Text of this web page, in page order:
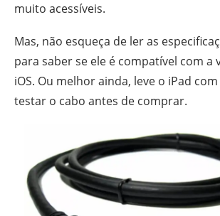
muito acessíveis.
Mas, não esqueça de ler as
para saber se ele é compatível com a
iOS. Ou melhor ainda, leve o iPad
testar o cabo antes de comprar.